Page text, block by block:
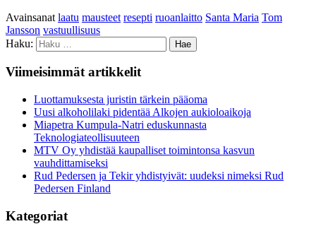
Avainsanat laatu mausteet resepti ruoanlaitto Santa Maria Tom
Jansson vastuullisuus
Haku:
Viimeisimmät artikkelit
Luottamuksesta juristin tärkein pääoma
Uusi alkoholilaki pidentää Alkojen aukioloaikoja
Miapetra Kumpula-Natri eduskunnasta
Teknologiateollisuuteen
MTV Oy yhdistää kaupalliset toimintonsa kasvun
vauhdittamiseksi
Rud Pedersen ja Tekir yhdistyivät: uudeksi nimeksi Rud
Pedersen Finland
Kategoriat